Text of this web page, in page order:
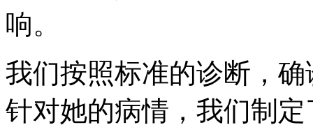
响。
我们按照标准的诊断，
针对她的病情，我们制